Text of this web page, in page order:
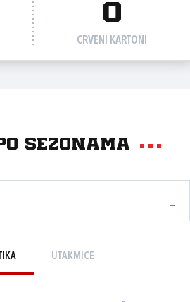
0
CRVENI KARTONI
sezonama
UTAKMICE